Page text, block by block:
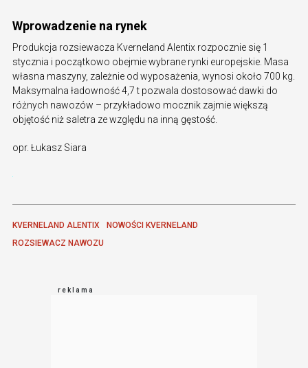
Wprowadzenie na rynek
Produkcja rozsiewacza Kverneland Alentix rozpocznie się 1
stycznia i początkowo obejmie wybrane rynki europejskie. Masa
własna maszyny, zależnie od wyposażenia, wynosi około 700 kg.
Maksymalna ładowność 4,7 t pozwala dostosować dawki do
różnych nawozów – przykładowo mocznik zajmie większą
objętość niż saletra ze względu na inną gęstość.
opr. Łukasz Siara
KVERNELAND ALENTIX
NOWOŚCI KVERNELAND
ROZSIEWACZ NAWOZU